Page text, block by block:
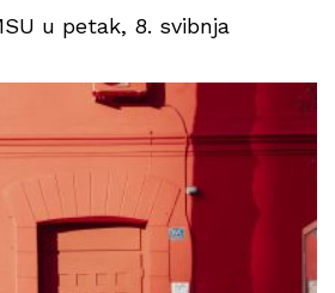
u petak, 8. svibnja